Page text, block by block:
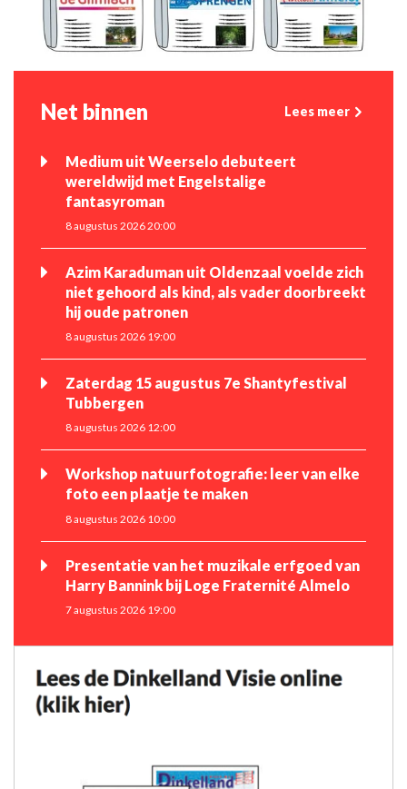
Net binnen Lees meer
Medium uit Weerselo debuteert
wereldwijd met Engelstalige
fantasyroman
8 augustus 2026 20:00
Azim Karaduman uit Oldenzaal voelde zich
niet gehoord als kind, als vader doorbreekt
hij oude patronen
8 augustus 2026 19:00
Zaterdag 15 augustus 7e Shantyfestival
Tubbergen
8 augustus 2026 12:00
Workshop natuurfotografie: leer van elke
foto een plaatje te maken
8 augustus 2026 10:00
Presentatie van het muzikale erfgoed van
Harry Bannink bij Loge Fraternité Almelo
7 augustus 2026 19:00